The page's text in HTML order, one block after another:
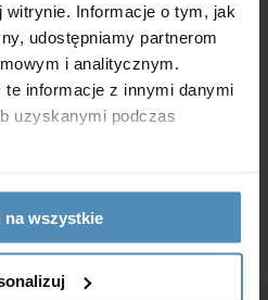
Informacje o tym, jak
udostępniamy partnerom
i analitycznym.
te informacje z innymi danymi
uzyskanymi podczas
na wszystkie
w systemie służy kołnierz
otwory montażowe.
pomocą śrub. Zawór jest
pionowej (bez